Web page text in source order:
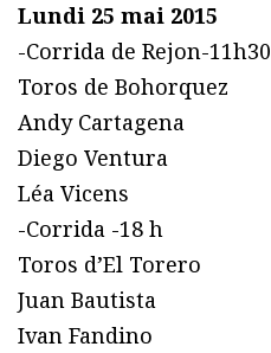
Lundi 25 mai 2015
-Corrida de Rejon-11h30
Toros de Bohorquez
Andy Cartagena
Diego Ventura
Léa Vicens
-Corrida -18 h
Toros d’El Torero
Juan Bautista
Ivan Fandino